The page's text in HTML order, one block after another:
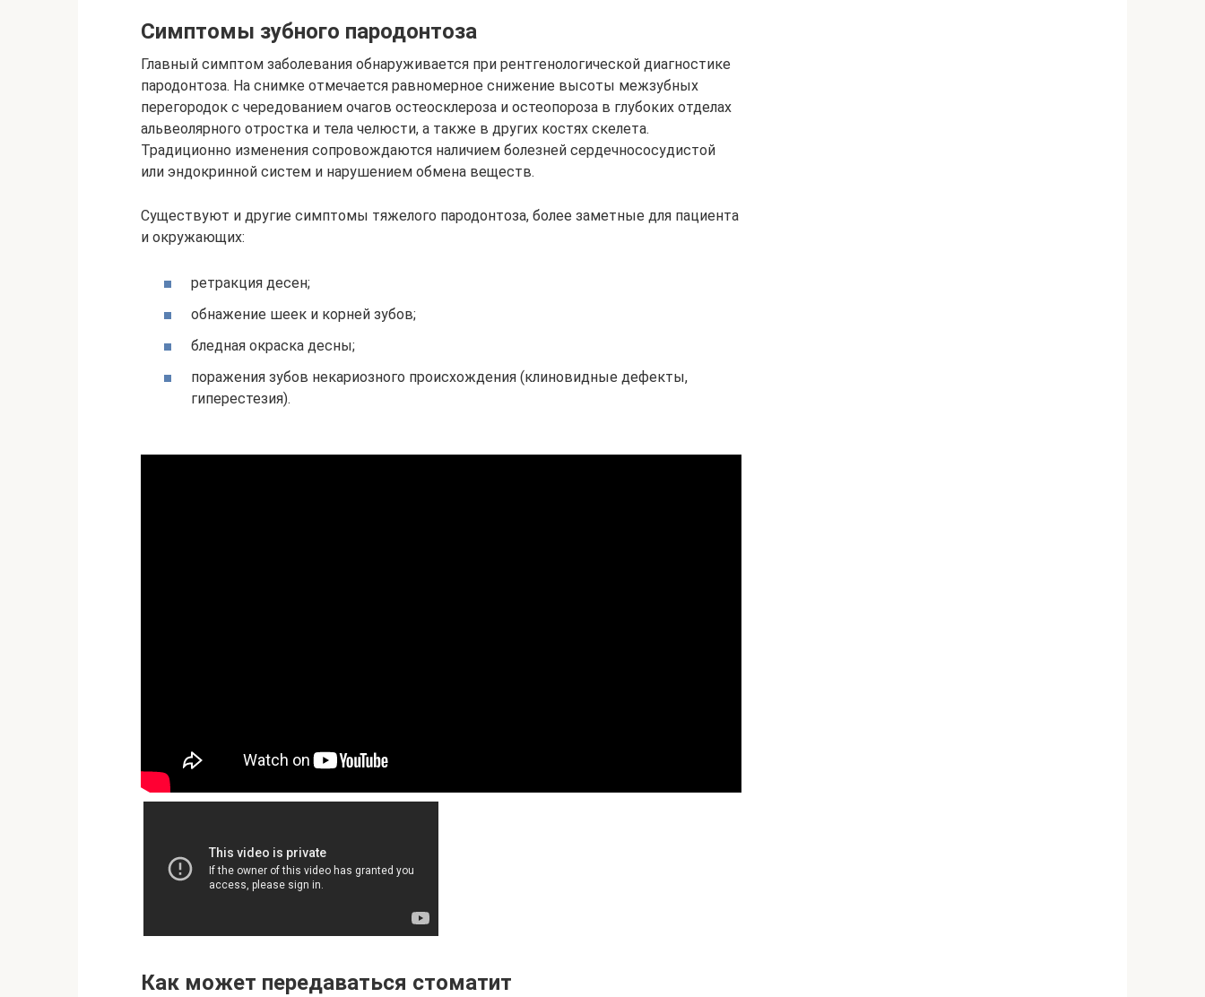
Симптомы зубного пародонтоза
Главный симптом заболевания обнаруживается при рентгенологической диагностике
пародонтоза. На снимке отмечается равномерное снижение высоты межзубных
перегородок с чередованием очагов остеосклероза и остеопороза в глубоких отделах
альвеолярного отростка и тела челюсти, а также в других костях скелета.
Традиционно изменения сопровождаются наличием болезней сердечнососудистой
или эндокринной систем и нарушением обмена веществ.
Существуют и другие симптомы тяжелого пародонтоза, более заметные для пациента
и окружающих:
ретракция десен;
обнажение шеек и корней зубов;
бледная окраска десны;
поражения зубов некариозного происхождения (клиновидные дефекты,
гиперестезия).
Как может передаваться стоматит